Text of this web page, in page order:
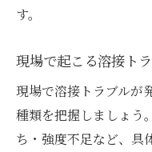
す。
現場で起こる溶接ト
現場で溶接トラブルが
種類を把握しましょう
ち・強度不足など、具